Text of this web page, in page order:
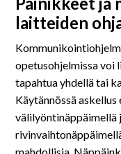
laitteiden
opetusohjelmissa voi
tapahtua yhdellä tai
Käytännössä
välilyöntinäppäimellä